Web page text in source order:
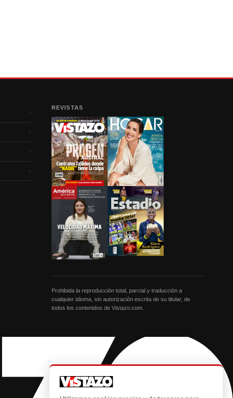
›
›
›
›
REVISTAS
Prohibida la reproducción total, parcial y traducción a
cualquier idioma, sin autorización escrita de su titular, de
todos los contenidos de Vistazo.com.